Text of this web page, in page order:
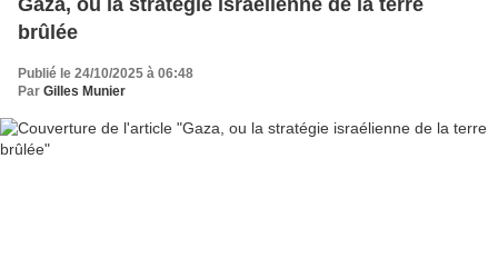
Gaza, ou la stratégie israélienne de la terre
brûlée
Publié le 24/10/2025 à 06:48
Par Gilles Munier